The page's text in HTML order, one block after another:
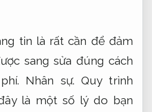
tin là rất cần để đảm
sang sửa đúng cách
Nhân sự. Quy trình
là một số lý do bạn